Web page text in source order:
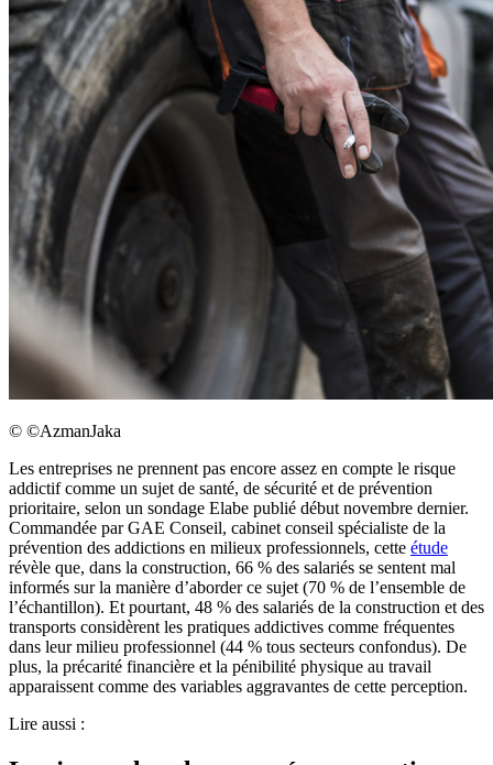
© ©AzmanJaka
Les entreprises ne prennent pas encore assez en compte le risque
addictif comme un sujet de santé, de sécurité et de prévention
prioritaire, selon un sondage Elabe publié début novembre dernier.
Commandée par GAE Conseil, cabinet conseil spécialiste de la
prévention des addictions en milieux professionnels, cette étude
révèle que, dans la construction, 66 % des salariés se sentent mal
informés sur la manière d’aborder ce sujet (70 % de l’ensemble de
l’échantillon). Et pourtant, 48 % des salariés de la construction et des
transports considèrent les pratiques addictives comme fréquentes
dans leur milieu professionnel (44 % tous secteurs confondus). De
plus, la précarité financière et la pénibilité physique au travail
apparaissent comme des variables aggravantes de cette perception.
Lire aussi :